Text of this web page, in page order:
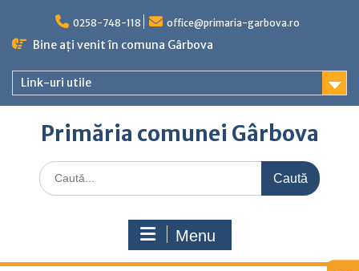
content
0258-748-118 office@primaria-garbova.ro
Bine ați venit în comuna Gârbova
Link-uri utile
Primăria comunei Gârbova
Caută
for:
Menu